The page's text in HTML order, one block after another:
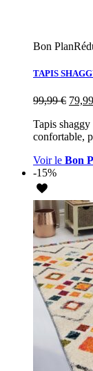
Bon Plan
TAPIS
99,99€ 79,99
Tapis
confortable,
Voir le Bon
-15%